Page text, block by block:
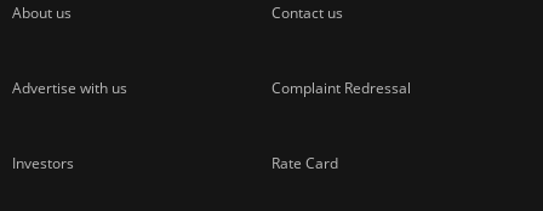
About us Contact us
Advertise with us Complaint Redressal
Investors Rate Card